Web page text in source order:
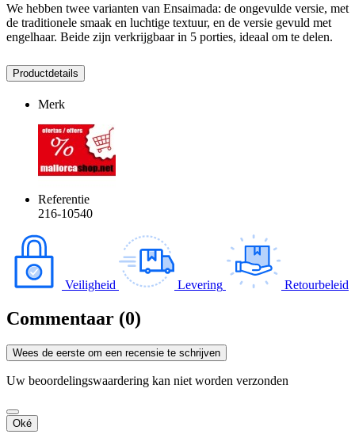
We hebben twee varianten van Ensaimada: de ongevulde versie, met
de traditionele smaak en luchtige textuur, en de versie gevuld met
engelhaar. Beide zijn verkrijgbaar in 5 porties, ideaal om te delen.
Productdetails
Merk
Referentie
216-10540
Veiligheid Levering Retourbeleid
Commentaar (0)
Wees de eerste om een recensie te schrijven
Uw beoordelingswaardering kan niet worden verzonden
Oké